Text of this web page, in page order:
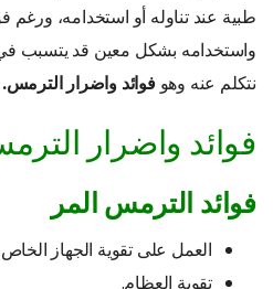
طبية عند تناوله أو استخدامه، ورغم
واستخدامه بشكل معين قد يتسبب
نتكلم عنه وهوفوائد واضرار الترمس.
فوائد واضرار
فوائد الترمس المر
العمل على تقوية الجهاز الخاص
تقوية العظام.